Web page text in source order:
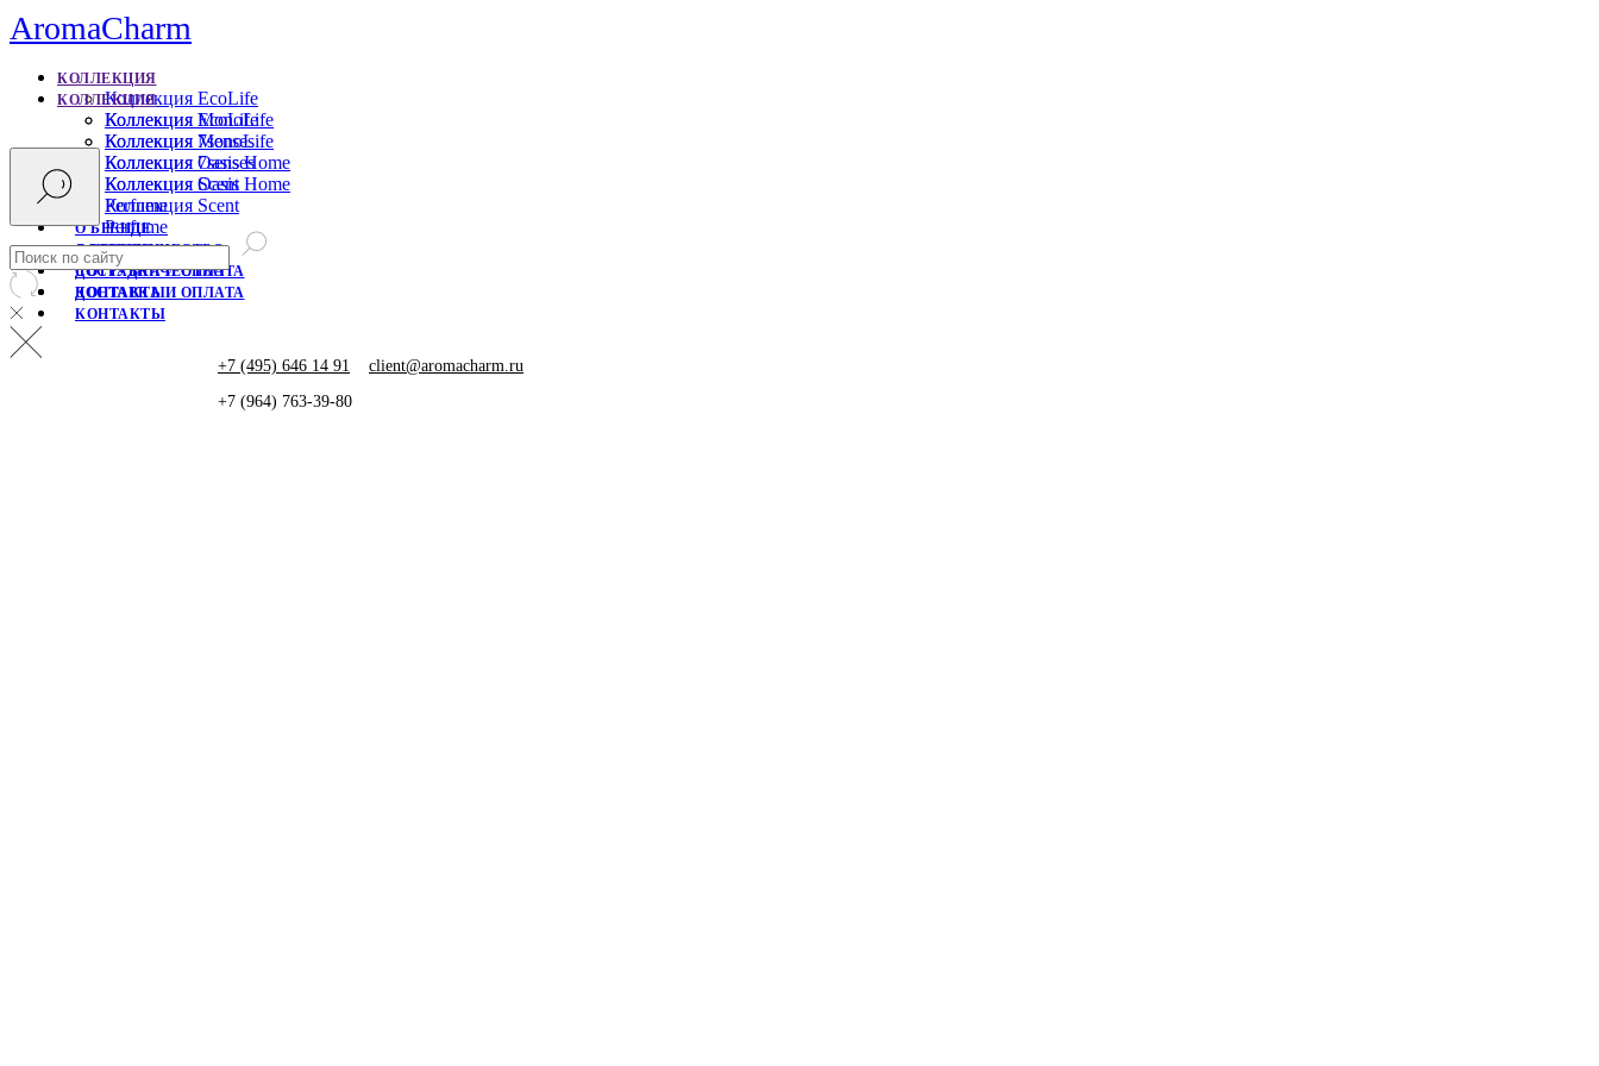
AromaCharm
КОЛЛЕКЦИЯ
Коллекция EcoLife
Коллекция MonoLife
Коллекция 7senses
Коллекция Oasis Home
Коллекция Scent
Perfume
О БРЕНДЕ
СОТРУДНИЧЕСТВО
ДОСТАВКА И ОПЛАТА
КОНТАКТЫ
+7 (495) 646 14 91
client@aromacharm.ru
+7 (964) 763-39-80
КОЛЛЕКЦИЯ
Коллекция EcoLife
Коллекция MonoLife
Коллекция 7senses
Коллекция Oasis Home
Коллекция Scent
Perfume
О БРЕНДЕ
СОТРУДНИЧЕСТВО
ДОСТАВКА И ОПЛАТА
КОНТАКТЫ